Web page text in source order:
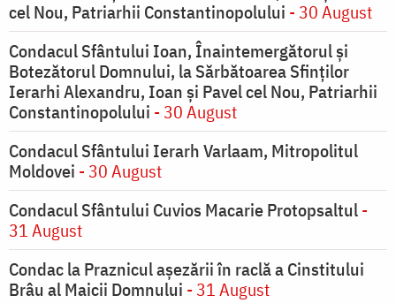
cel Nou, Patriarhii Constantinopolului - 30 August
Condacul Sfântului Ioan, Înaintemergătorul şi
Botezătorul Domnului, la Sărbătoarea Sfinţilor
Ierarhi Alexandru, Ioan şi Pavel cel Nou, Patriarhii
Constantinopolului - 30 August
Condacul Sfântului Ierarh Varlaam, Mitropolitul
Moldovei - 30 August
Condacul Sfântului Cuvios Macarie Protopsaltul-
31 August
Condac la Praznicul aşezării în raclă a Cinstitului
Brâu al Maicii Domnului - 31 August